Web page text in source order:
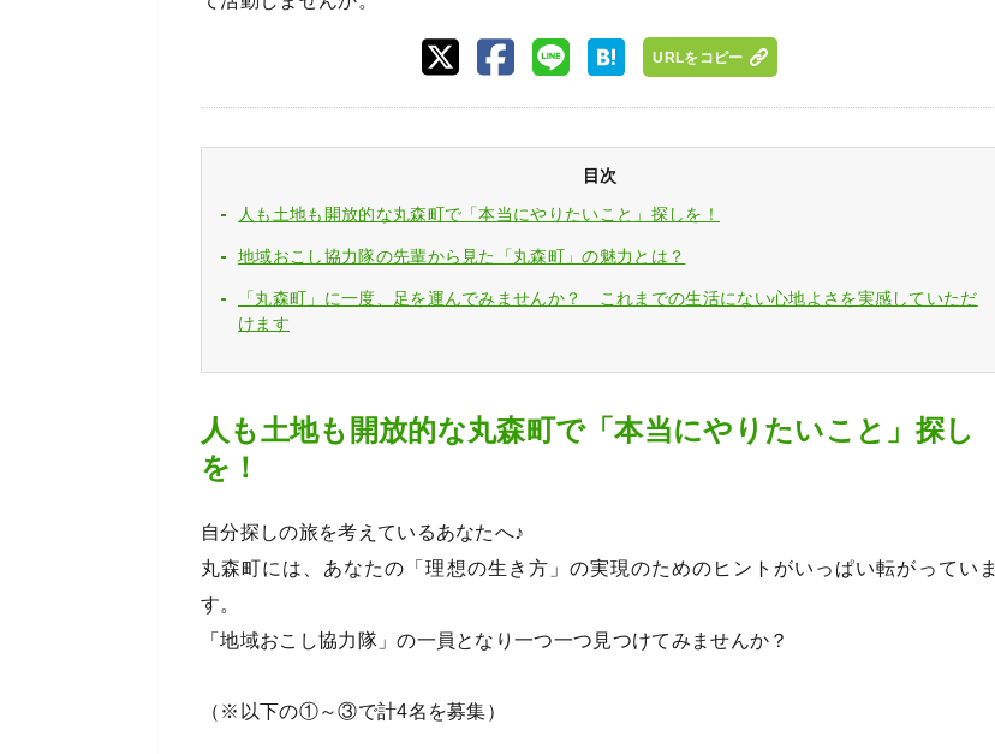
URLをコピー
目次
人も土地も開放的な丸森町で「本当にやりたいこと」探しを！
地域おこし協力隊の先輩から見た「丸森町」の魅力とは？
「丸森町」に一度、足を運んでみませんか？ これまでの生活にない心地よさを実感していただ
けます
人も土地も開放的な丸森町で「本当にやりたいこと」探し
を！
自分探しの旅を考えているあなたへ♪
丸森町には、あなたの「理想の生き方」の実現のためのヒントがいっぱい転がっていま
す。
「地域おこし協力隊」の一員となり一つ一つ見つけてみませんか？
（※以下の①～③で計4名を募集）